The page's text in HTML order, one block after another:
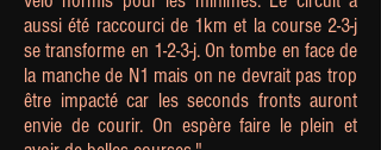
aussi été raccourci de 1km et la course 2-3-j
se transforme en 1-2-3-j. On tombe en face de
la manche de N1 mais on ne devrait pas trop
être impacté car les seconds fronts auront
envie de courir. On espère faire le plein et